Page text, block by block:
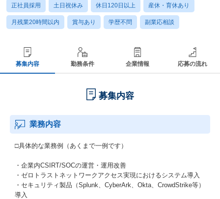
正社員採用 土日祝休み 休日120日以上 産休・育休あり
月残業20時間以内 賞与あり 学歴不問 副業応相談
募集内容 勤務条件 企業情報 応募の流れ
募集内容
業務内容
□具体的な業務例（あくまで一例です）
・企業内CSIRT/SOCの運営・運用改善
・ゼロトラストネットワークアクセス実現におけるシステム導入
・セキュリティ製品（Splunk、CyberArk、Okta、CrowdStrike等）
導入